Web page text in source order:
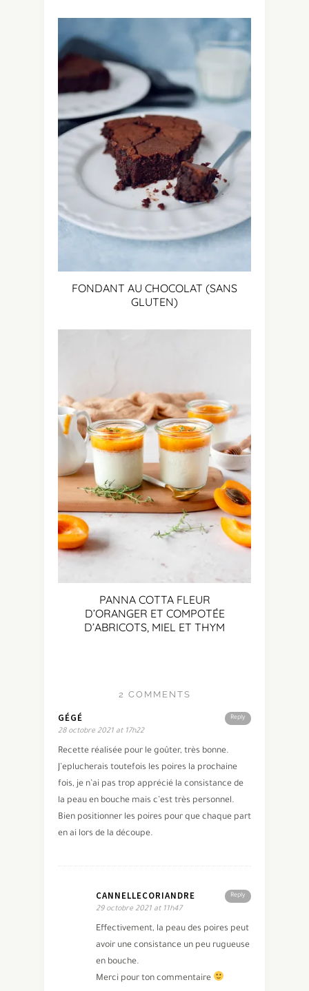
FONDANT AU CHOCOLAT (SANS
GLUTEN)
PANNA COTTA FLEUR
D’ORANGER ET COMPOTÉE
D’ABRICOTS, MIEL ET THYM
2 COMMENTS
Reply
GÉGÉ
28 octobre 2021 at 17h22
Recette réalisée pour le goûter, très bonne.
J’eplucherais toutefois les poires la prochaine
fois, je n’ai pas trop apprécié la consistance de
la peau en bouche mais c’est très personnel.
Bien positionner les poires pour que chaque part
en ai lors de la découpe.
Reply
CANNELLECORIANDRE
29 octobre 2021 at 11h47
Effectivement, la peau des poires peut
avoir une consistance un peu rugueuse
en bouche.
Merci pour ton commentaire